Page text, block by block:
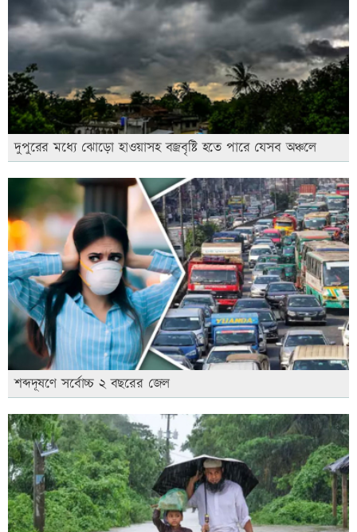
দুপুরের মধ্যে ঝোড়ো হাওয়াসহ বজ্রবৃষ্টি হতে পারে যেসব অঞ্চলে
শব্দদূষণে সর্বোচ্চ ২ বছরের জেল